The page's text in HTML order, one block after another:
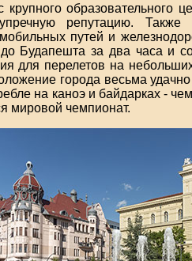
крупного образовательного
репутацию.
путей и
Будапешта за два часа и
для перелетов на
города весьма
на каноэ и байдарках -
мировой чемпионат.